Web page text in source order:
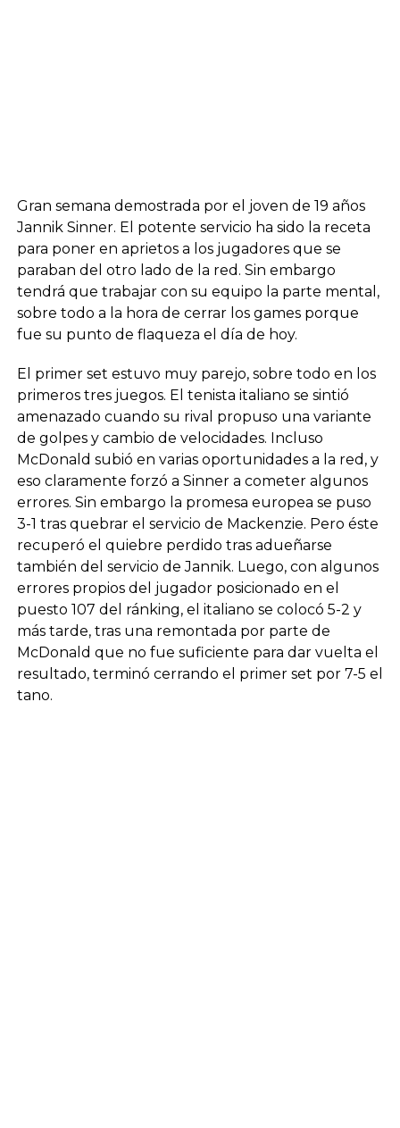
Gran semana demostrada por el joven de 19 años
Jannik Sinner. El potente servicio ha sido la receta
para poner en aprietos a los jugadores que se
paraban del otro lado de la red. Sin embargo
tendrá que trabajar con su equipo la parte mental,
sobre todo a la hora de cerrar los games porque
fue su punto de flaqueza el día de hoy.
El primer set estuvo muy parejo, sobre todo en los
primeros tres juegos. El tenista italiano se sintió
amenazado cuando su rival propuso una variante
de golpes y cambio de velocidades. Incluso
McDonald subió en varias oportunidades a la red, y
eso claramente forzó a Sinner a cometer algunos
errores. Sin embargo la promesa europea se puso
3-1 tras quebrar el servicio de Mackenzie. Pero éste
recuperó el quiebre perdido tras adueñarse
también del servicio de Jannik. Luego, con algunos
errores propios del jugador posicionado en el
puesto 107 del ránking, el italiano se colocó 5-2 y
más tarde, tras una remontada por parte de
McDonald que no fue suficiente para dar vuelta el
resultado, terminó cerrando el primer set por 7-5 el
tano.